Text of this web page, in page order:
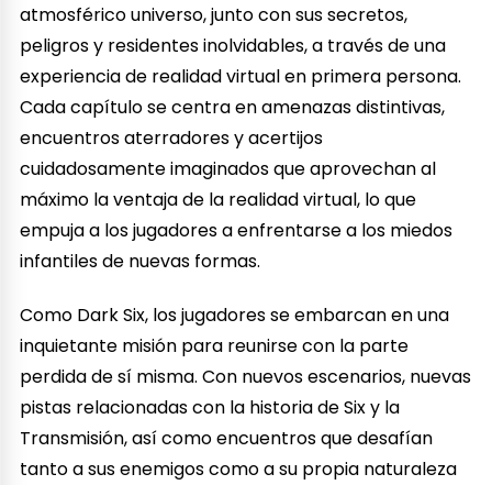
atmosférico universo, junto con sus secretos,
peligros y residentes inolvidables, a través de una
experiencia de realidad virtual en primera persona.
Cada capítulo se centra en amenazas distintivas,
encuentros aterradores y acertijos
cuidadosamente imaginados que aprovechan al
máximo la ventaja de la realidad virtual, lo que
empuja a los jugadores a enfrentarse a los miedos
infantiles de nuevas formas.
Como Dark Six, los jugadores se embarcan en una
inquietante misión para reunirse con la parte
perdida de sí misma. Con nuevos escenarios, nuevas
pistas relacionadas con la historia de Six y la
Transmisión, así como encuentros que desafían
tanto a sus enemigos como a su propia naturaleza